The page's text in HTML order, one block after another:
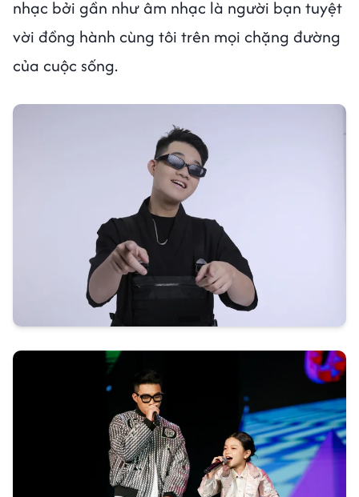
nhạc bởi gần như âm nhạc là người bạn tuyệt
vời đồng hành cùng tôi trên mọi chặng đường
của cuộc sống.